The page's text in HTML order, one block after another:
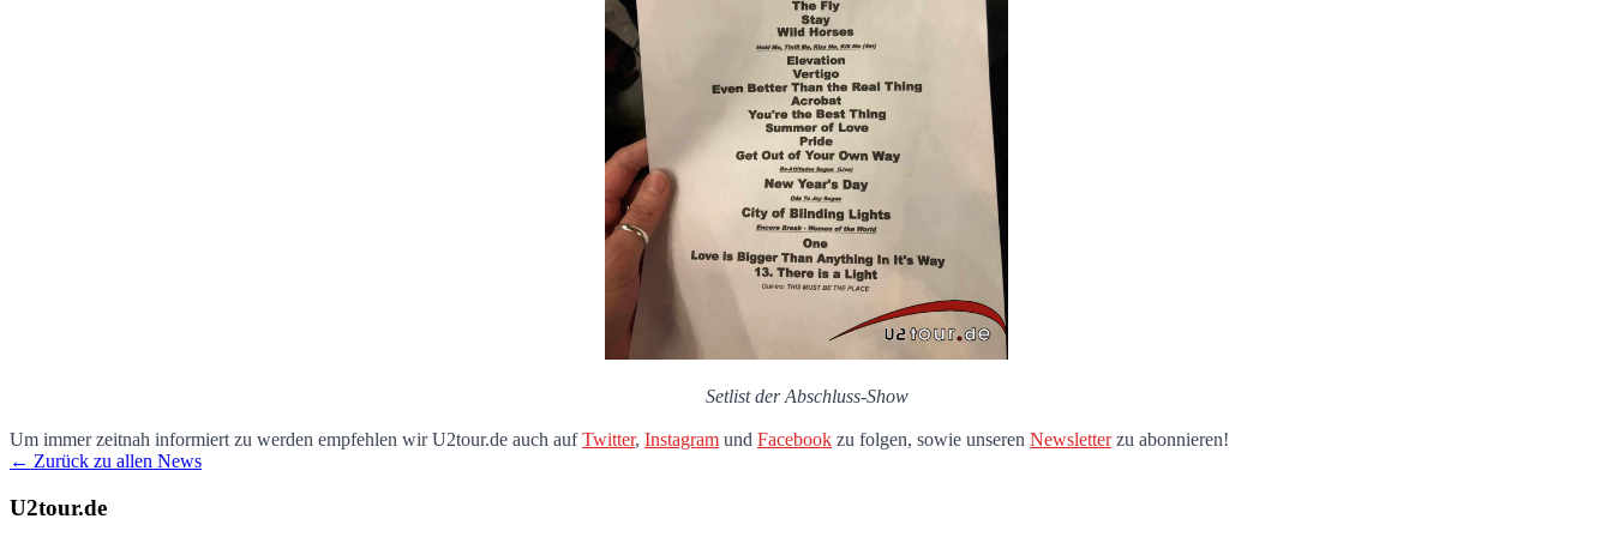
Setlist der Abschluss-Show
Um immer zeitnah informiert zu werden empfehlen wir U2tour.de auch aufTwitter, Instagram und Facebook zu folgen, sowie unseren Newsletterzu abonnieren!
← Zurück zu allen News
U2tour.de